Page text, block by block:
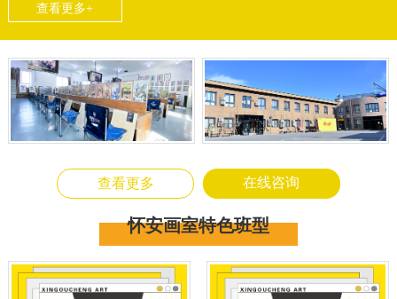
查看更多+
查看更多 在线咨询
怀安画室特色班型